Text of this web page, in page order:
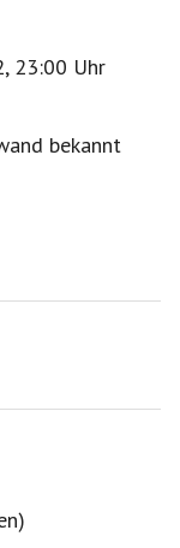
freuen,
entwickelt.
23:00 Uhr
bekannt
)